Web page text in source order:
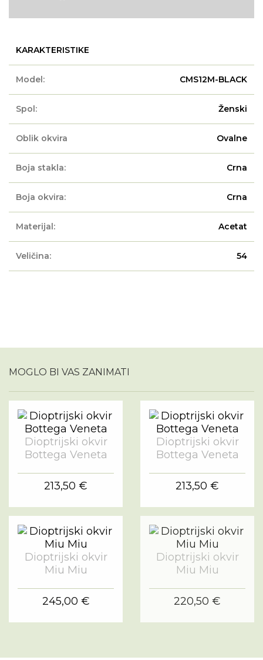
KARAKTERISTIKE
Model: CMS12M-BLACK
Spol: Ženski
Oblik okvira Ovalne
Boja stakla: Crna
Boja okvira: Crna
Materijal: Acetat
Veličina: 54
MOGLO BI VAS ZANIMATI
Dioptrijski okvir
Bottega Veneta
213,50 €
Dioptrijski okvir
Bottega Veneta
213,50 €
Dioptrijski okvir
Miu Miu
245,00 €
Dioptrijski okvir
Miu Miu
220,50 €